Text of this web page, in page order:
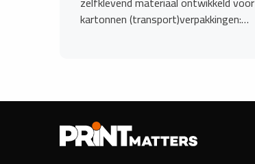
kartonnen (transport)verpakkingen:…